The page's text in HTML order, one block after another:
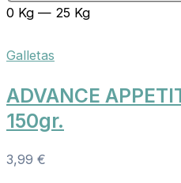
0 Kg — 25 Kg
Galletas
ADVANCE
150gr.
3,99 €